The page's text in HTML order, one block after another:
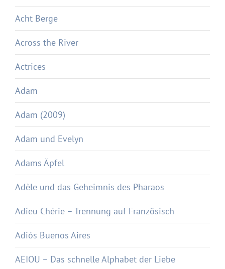
Acht Berge
Across the River
Actrices
Adam
Adam (2009)
Adam und Evelyn
Adams Äpfel
Adèle und das Geheimnis des Pharaos
Adieu Chérie – Trennung auf Französisch
Adiós Buenos Aires
AEIOU – Das schnelle Alphabet der Liebe